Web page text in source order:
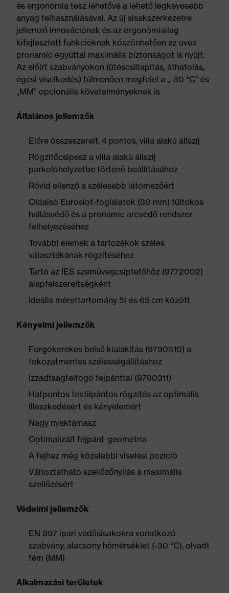
és ergonómia tesz lehetővé a lehető legkevesebb
anyag felhasználásával. Az új sisakszerkezetre
jellemző innovációnak és az ergonómiailag
kifejlesztett funkcióknak köszönhetően az uvex
pronamic egyúttal maximális biztonságot is nyújt.
Az előírt szabványokon (ütéscsillapítás, áthatolás,
égési viselkedés) túlmenően megfelel a „-30 °C” és
„MM” opcionális követelményeknek is
Általános jellemzők
Előre összeszerelt, 4 pontos, villa alakú állszíj
Rögzítőcsipesz a villa alakú állszíj
parkolóhelyzetbe történő beállításához
Rövid ellenző a szélesebb látómezőért
Oldalsó Euroslot-foglalatok (30 mm) fültokos
hallásvédő és a pronamic arcvédő rendszer
felhelyezéséhez
További elemek a tartozékok széles
választékának rögzítéséhez
Tartó az IES szemüvegcsíptetőhöz (9772002)
alapfelszereltségként
Ideális mérettartomány 51 és 65 cm között
Kényelmi jellemzők
Forgókerekes belső kialakítás (9790310) a
fokozatmentes szélességállításhoz
Izzadtságfelfogó fejpánttal (9790311)
Hatpontos textilpántos rögzítés az optimális
illeszkedésért és kényelemért
Nagy nyaktámasz
Optimalizált fejpánt-geometria
A fejhez még közelebbi viselési pozíció
Változtatható szellőzőnyílás a maximális
szellőzésért
Védelmi jellemzők
EN 397 ipari védősisakokra vonatkozó
szabvány, alacsony hőmérséklet (-30 °C), olvadt
fém (MM)
Alkalmazási területek